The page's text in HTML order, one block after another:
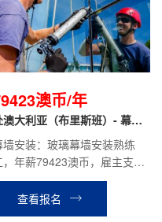
澳币/年
澳大利亚（布里斯班）- 幕墙
墙安装：玻璃幕墙安装熟练
，年薪79423澳币，雇主支付
养老保险。
查看报名